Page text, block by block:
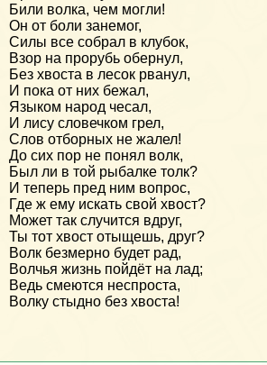
Били волка, чем могли!
Он от боли занемог,
Силы все собрал в клубок,
Взор на прорубь обернул,
Без хвоста в лесок рванул,
И пока от них бежал,
Языком народ чесал,
И лису словечком грел,
Слов отборных не жалел!
До сих пор не понял волк,
Был ли в той рыбалке толк?
И теперь пред ним вопрос,
Где ж ему искать свой хвост?
Может так случится вдруг,
Ты тот хвост отыщешь, друг?
Волк безмерно будет рад,
Волчья жизнь пойдёт на лад;
Ведь смеются неспроста,
Волку стыдно без хвоста!